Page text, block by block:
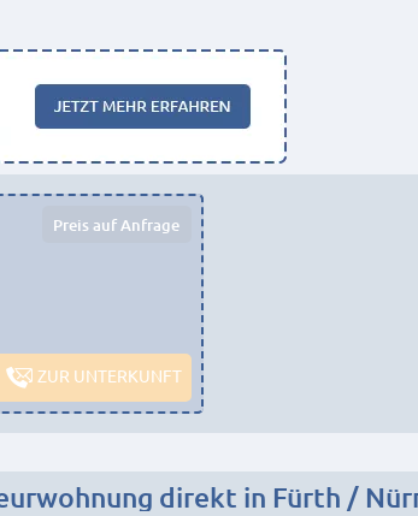
Preis auf Anfrage
ZUR UNTERKUNFT